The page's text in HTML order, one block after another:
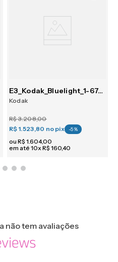
E3_Kodak_Bluelight_1-67_Premium_PG
Kodak
R$3.208,00
R$ 1.523,80 no pix -5%
ou R$ 1.604,00
em até 10xR$ 160,40
não tem avaliações